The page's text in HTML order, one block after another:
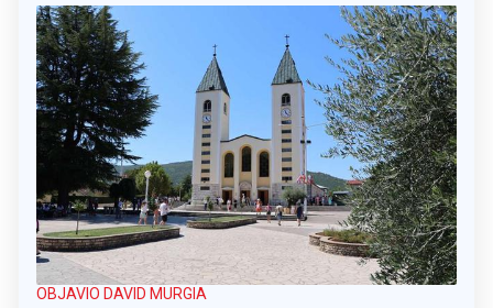
OBJAVIO DAVID MURGIA